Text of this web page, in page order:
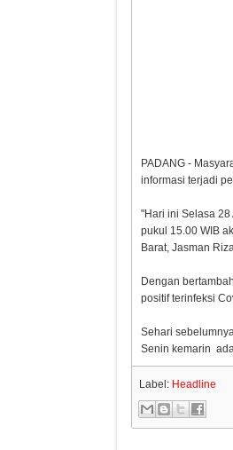
PADANG -
informasi terjadi
"Hari ini Selasa
pukul 15.00 WIB
Barat, Jasman
Dengan
positif terinfeksi
Sehari
Senin kemarin
Label: Headline